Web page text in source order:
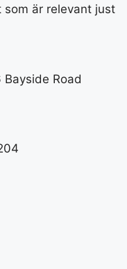
är relevant just
Road